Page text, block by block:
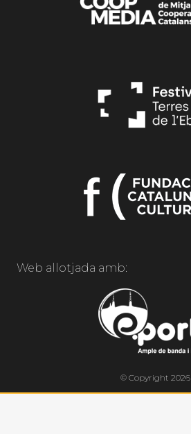
Web allotjada amb:
© Copyright 2026